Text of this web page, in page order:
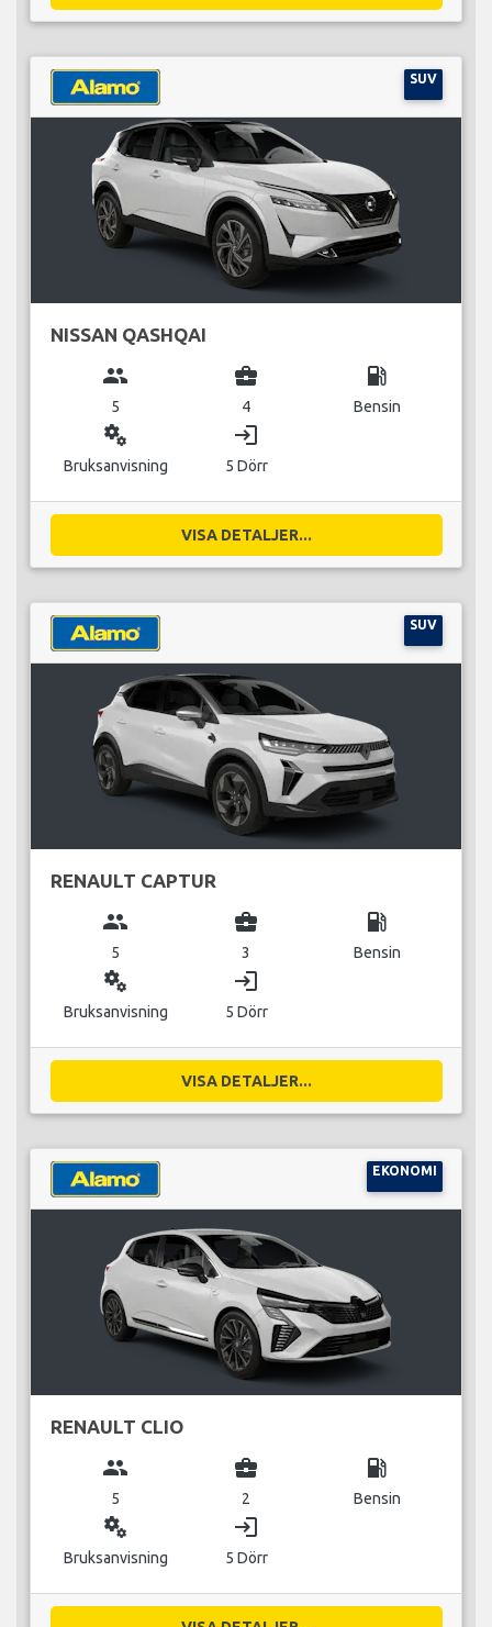
SUV
NISSAN QASHQAI
group
5
business_center
4
local_gas_station
Bensin
miscellaneous_services
Bruksanvisning
login
5 Dörr
VISA DETALJER...
SUV
RENAULT CAPTUR
group
5
business_center
3
local_gas_station
Bensin
miscellaneous_services
Bruksanvisning
login
5 Dörr
VISA DETALJER...
EKONOMI
RENAULT CLIO
group
5
business_center
2
local_gas_station
Bensin
miscellaneous_services
Bruksanvisning
login
5 Dörr